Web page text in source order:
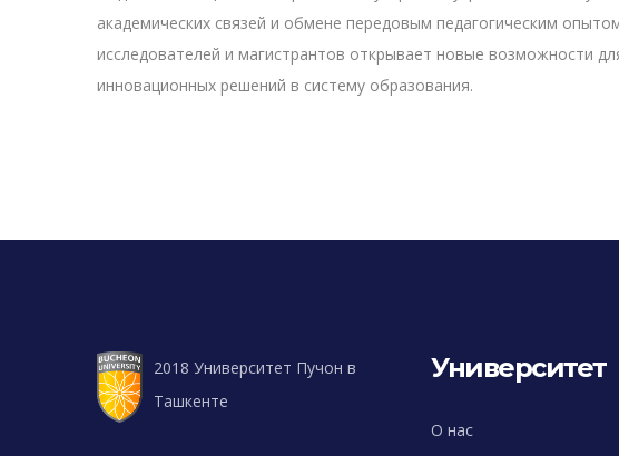
академических связей и обмене передовым педагогическим
исследователей и магистрантов открывает новые возможности
инновационных решений в систему образования.
2018 Университет Пучон в
Ташкенте
Университет
О нас